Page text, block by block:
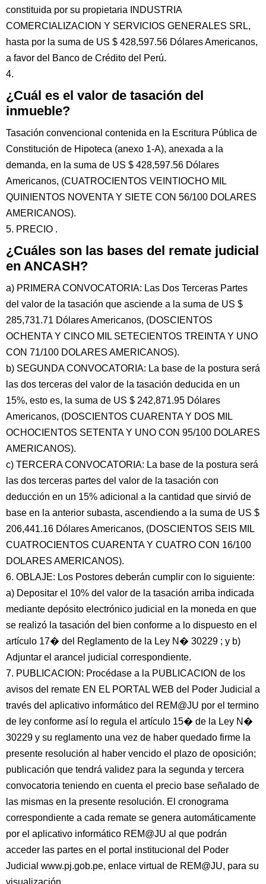
constituida por su propietaria INDUSTRIA
COMERCIALIZACION Y SERVICIOS GENERALES SRL,
hasta por la suma de US $ 428,597.56 Dólares Americanos,
a favor del Banco de Crédito del Perú.
4.
¿Cuál es el valor de tasación del
inmueble?
Tasación convencional contenida en la Escritura Pública de
Constitución de Hipoteca (anexo 1-A), anexada a la
demanda, en la suma de US $ 428,597.56 Dólares
Americanos, (CUATROCIENTOS VEINTIOCHO MIL
QUINIENTOS NOVENTA Y SIETE CON 56/100 DOLARES
AMERICANOS).
5. PRECIO .
¿Cuáles son las bases del remate judicial
en ANCASH?
a) PRIMERA CONVOCATORIA: Las Dos Terceras Partes
del valor de la tasación que asciende a la suma de US $
285,731.71 Dólares Americanos, (DOSCIENTOS
OCHENTA Y CINCO MIL SETECIENTOS TREINTA Y UNO
CON 71/100 DOLARES AMERICANOS).
b) SEGUNDA CONVOCATORIA: La base de la postura será
las dos terceras del valor de la tasación deducida en un
15%, esto es, la suma de US $ 242,871.95 Dólares
Americanos, (DOSCIENTOS CUARENTA Y DOS MIL
OCHOCIENTOS SETENTA Y UNO CON 95/100 DOLARES
AMERICANOS).
c) TERCERA CONVOCATORIA: La base de la postura será
las dos terceras partes del valor de la tasación con
deducción en un 15% adicional a la cantidad que sirvió de
base en la anterior subasta, ascendiendo a la suma de US $
206,441.16 Dólares Americanos, (DOSCIENTOS SEIS MIL
CUATROCIENTOS CUARENTA Y CUATRO CON 16/100
DOLARES AMERICANOS).
6. OBLAJE: Los Postores deberán cumplir con lo siguiente:
a) Depositar el 10% del valor de la tasación arriba indicada
mediante depósito electrónico judicial en la moneda en que
se realizó la tasación del bien conforme a lo dispuesto en el
artículo 17� del Reglamento de la Ley N� 30229 ; y b)
Adjuntar el arancel judicial correspondiente.
7. PUBLICACION: Procédase a la PUBLICACION de los
avisos del remate EN EL PORTAL WEB del Poder Judicial a
través del aplicativo informático del REM@JU por el termino
de ley conforme así lo regula el artículo 15� de la Ley N�
30229 y su reglamento una vez de haber quedado firme la
presente resolución al haber vencido el plazo de oposición;
publicación que tendrá validez para la segunda y tercera
convocatoria teniendo en cuenta el precio base señalado de
las mismas en la presente resolución. El cronograma
correspondiente a cada remate se genera automáticamente
por el aplicativo informático REM@JU al que podrán
acceder las partes en el portal institucional del Poder
Judicial www.pj.gob.pe, enlace virtual de REM@JU, para su
visualización